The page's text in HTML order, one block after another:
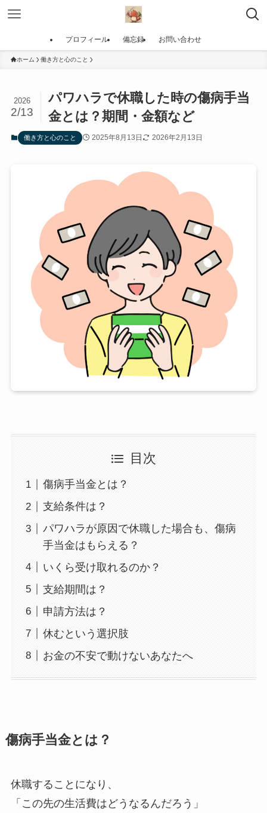
プロフィール 備忘録 お問い合わせ
ホーム 働き方と心のこと
パワハラで休職した時の傷病手当
金とは？期間・金額など
2026
2/13
働き方と心のこと 2025年8月13日 2026年2月13日
目次
傷病手当金とは？
支給条件は？
パワハラが原因で休職した場合も、傷病
手当金はもらえる？
いくら受け取れるのか？
支給期間は？
申請方法は？
休むという選択肢
お金の不安で動けないあなたへ
傷病手当金とは？
休職することになり、
「この先の生活費はどうなるんだろう」